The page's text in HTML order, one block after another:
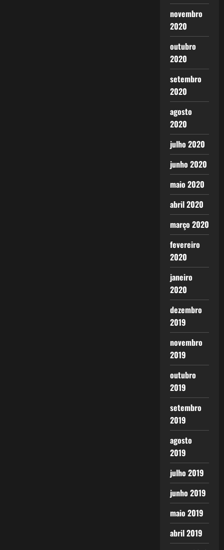
novembro
2020
outubro
2020
setembro
2020
agosto
2020
julho 2020
junho 2020
maio 2020
abril 2020
março 2020
fevereiro
2020
janeiro
2020
dezembro
2019
novembro
2019
outubro
2019
setembro
2019
agosto
2019
julho 2019
junho 2019
maio 2019
abril 2019